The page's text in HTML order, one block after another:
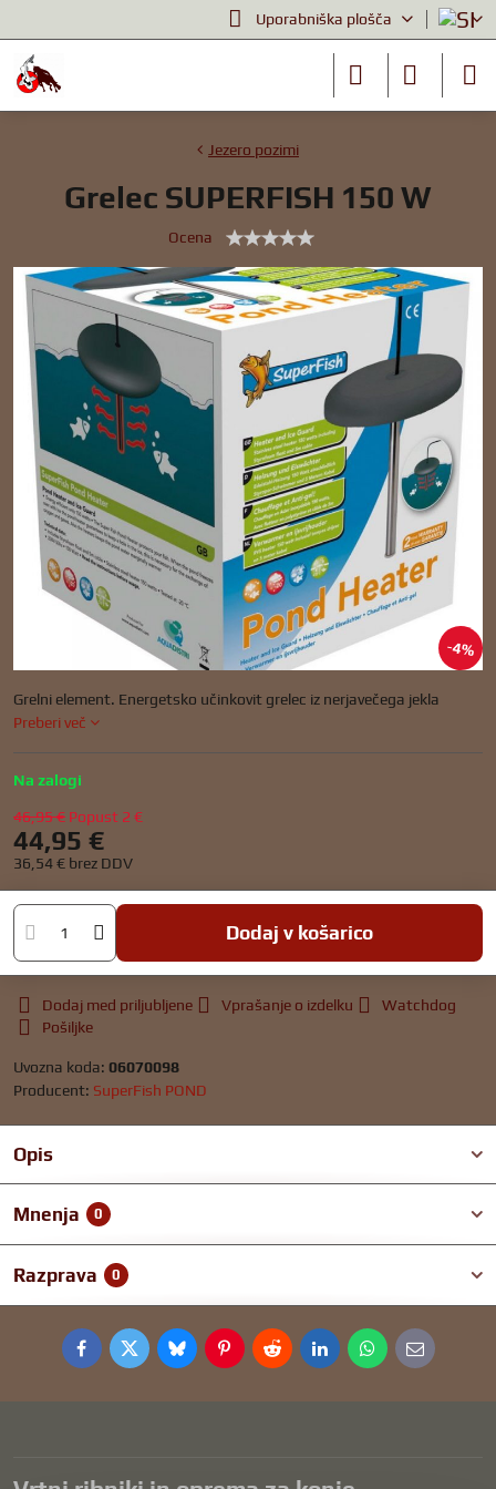
Uporabniška plošča
4%
Jezero pozimi
Grelec SUPERFISH 150 W
Ocena
Grelni element. Energetsko učinkovit grelec iz nerjavečega jekla
Preberi več
Na zalogi
46,95 € Popust 2 €
44,95 €
36,54 € brez DDV
Dodaj v košarico
Dodaj med priljubljene Vprašanje o izdelku
Watchdog
Pošiljke
Uvozna koda: 06070098
Producent: SuperFish POND
Opis
Mnenja 0
Razprava 0
FacebookTwitterBlueskyPinterestRedditLinkedInWhatsApp
E-
mail